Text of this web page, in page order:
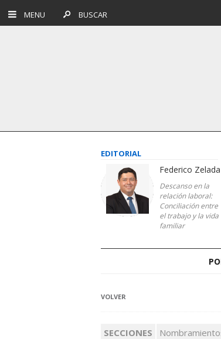
MENU BUSCAR
EDITORIAL
Federico Zelada
Descanso en la
relación laboral:
Conciliación entre
el trabajo y la vida
familiar
VOLVER
SECCIONES